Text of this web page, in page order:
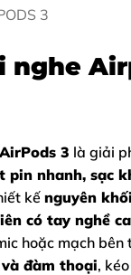
3
nghe
AirPods 3 là giải
pin nhanh, sạc
kế nguyên
có tay nghề
hoặc mạch
đàm thoại,